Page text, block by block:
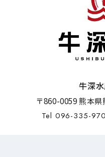
牛深
〒860-0059 熊本
Tel 096-335-